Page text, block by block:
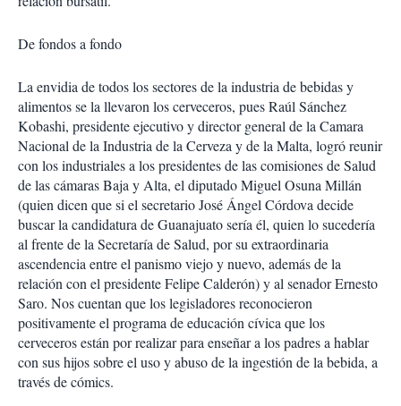
De fondos a fondo
La envidia de todos los sectores de la industria de bebidas y
alimentos se la llevaron los cerveceros, pues Raúl Sánchez
Kobashi, presidente ejecutivo y director general de la Camara
Nacional de la Industria de la Cerveza y de la Malta, logró reunir
con los industriales a los presidentes de las comisiones de Salud
de las cámaras Baja y Alta, el diputado Miguel Osuna Millán
(quien dicen que si el secretario José Ángel Córdova decide
buscar la candidatura de Guanajuato sería él, quien lo sucedería
al frente de la Secretaría de Salud, por su extraordinaria
ascendencia entre el panismo viejo y nuevo, además de la
relación con el presidente Felipe Calderón) y al senador Ernesto
Saro. Nos cuentan que los legisladores reconocieron
positivamente el programa de educación cívica que los
cerveceros están por realizar para enseñar a los padres a hablar
con sus hijos sobre el uso y abuso de la ingestión de la bebida, a
través de cómics.